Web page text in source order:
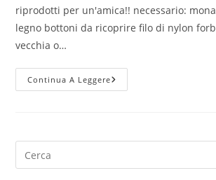
riprodotti per un'amica!! necessario:
legno bottoni da ricoprire filo di nylon
vecchia o…
Continua A LeggereOggi
Parliamo